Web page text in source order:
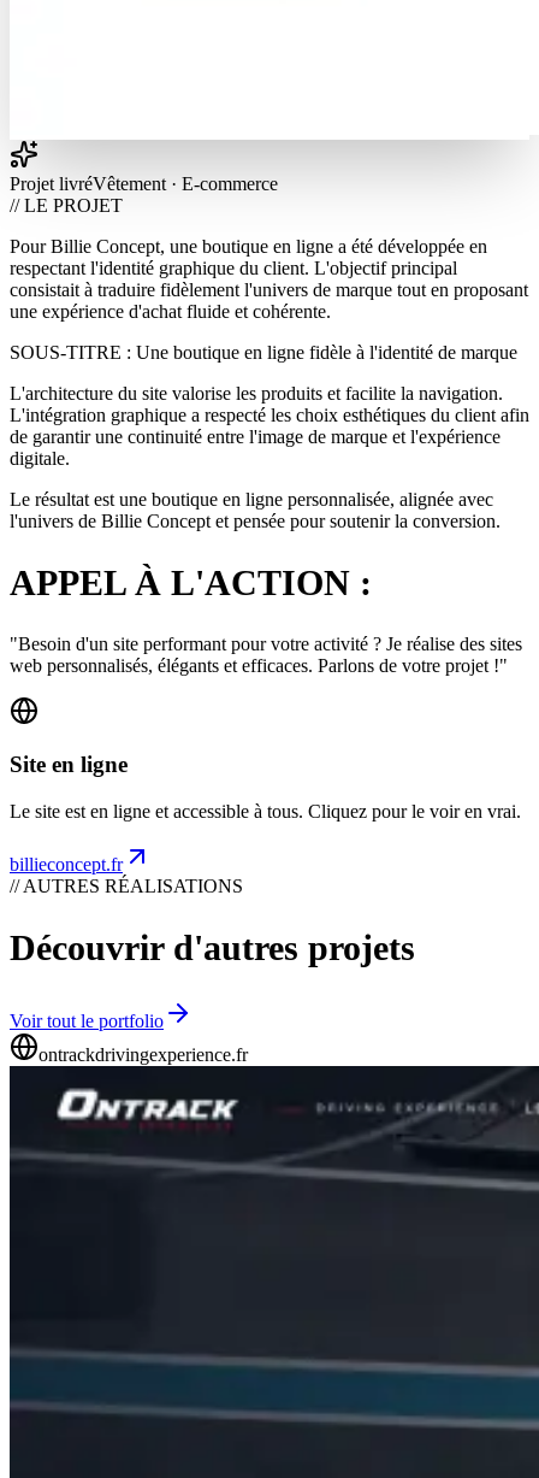
Projet livréVêtement · E-commerce
// LE PROJET
Pour Billie Concept, une boutique en ligne a été développée en
respectant l'identité graphique du client. L'objectif principal
consistait à traduire fidèlement l'univers de marque tout en proposant
une expérience d'achat fluide et cohérente.
SOUS-TITRE : Une boutique en ligne fidèle à l'identité de marque
L'architecture du site valorise les produits et facilite la navigation.
L'intégration graphique a respecté les choix esthétiques du client afin
de garantir une continuité entre l'image de marque et l'expérience
digitale.
Le résultat est une boutique en ligne personnalisée, alignée avec
l'univers de Billie Concept et pensée pour soutenir la conversion.
APPEL À L'ACTION :
"Besoin d'un site performant pour votre activité ? Je réalise des sites
web personnalisés, élégants et efficaces. Parlons de votre projet !"
Site en ligne
Le site est en ligne et accessible à tous. Cliquez pour le voir en vrai.
billieconcept.fr
// AUTRES RÉALISATIONS
Découvrir d'autres projets
Voir tout le portfolio
ontrackdrivingexperience.fr